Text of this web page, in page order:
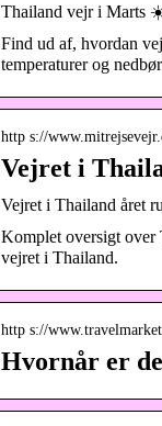
Thailand vejr i Marts
Find ud af, hvordan
temperaturer og
http s://
Vejret i
Vejret i Thailand året
Komplet oversigt over
vejret i Thailand.
http s://
Hvornår er